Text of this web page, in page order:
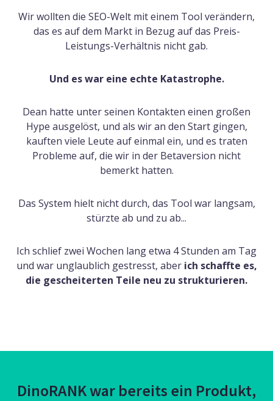
Wir wollten die SEO-Welt mit einem Tool verändern,
das es auf dem Markt in Bezug auf das Preis-
Leistungs-Verhältnis nicht gab.
Und es war eine echte Katastrophe.
Dean hatte unter seinen Kontakten einen großen
Hype ausgelöst, und als wir an den Start gingen,
kauften viele Leute auf einmal ein, und es traten
Probleme auf, die wir in der Betaversion nicht
bemerkt hatten.
Das System hielt nicht durch, das Tool war langsam,
stürzte ab und zu ab...
Ich schlief zwei Wochen lang etwa 4 Stunden am Tag
und war unglaublich gestresst, aber ich schaffte es,
die gescheiterten Teile neu zu strukturieren.
DinoRANK war bereits ein Produkt,